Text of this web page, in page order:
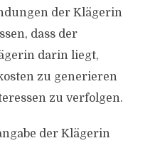
der Klägerin
dass der
darin liegt,
zu generieren
zu verfolgen.
der Klägerin